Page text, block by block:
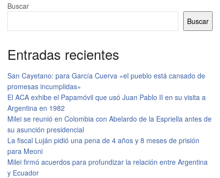
Buscar
Buscar
Entradas recientes
San Cayetano: para García Cuerva «el pueblo está cansado de
promesas incumplidas»
El ACA exhibe el Papamóvil que usó Juan Pablo II en su visita a
Argentina en 1982
Milei se reunió en Colombia con Abelardo de la Espriella antes de
su asunción presidencial
La fiscal Luján pidió una pena de 4 años y 8 meses de prisión
para Meoni
Milei firmó acuerdos para profundizar la relación entre Argentina
y Ecuador